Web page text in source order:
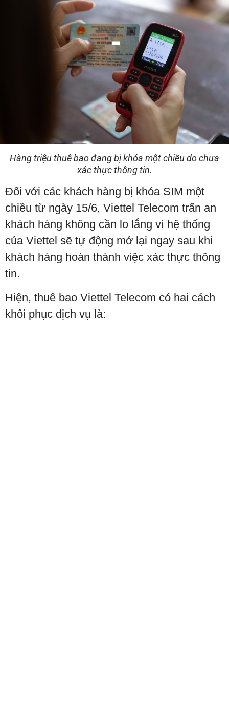
Hàng triệu thuê bao đang bị khóa một chiều do chưa
xác thực thông tin.
Đối với các khách hàng bị khóa SIM một
chiều từ ngày 15/6, Viettel Telecom trấn an
khách hàng không cần lo lắng vì hệ thống
của Viettel sẽ tự động mở lại ngay sau khi
khách hàng hoàn thành việc xác thực thông
tin.
Hiện, thuê bao Viettel Telecom có hai cách
khôi phục dịch vụ là: